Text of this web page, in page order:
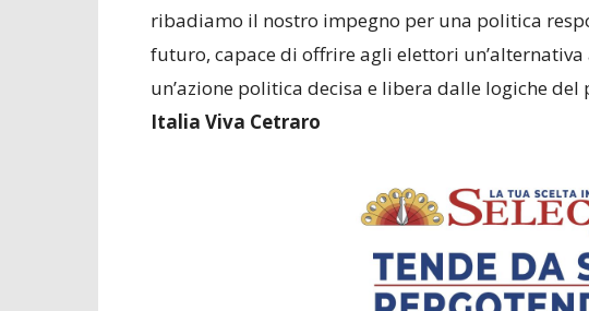
ribadiamo il nostro impegno per una politica
futuro, capace di offrire agli elettori
un’azione politica decisa e libera dalle logiche del
Italia Viva Cetraro